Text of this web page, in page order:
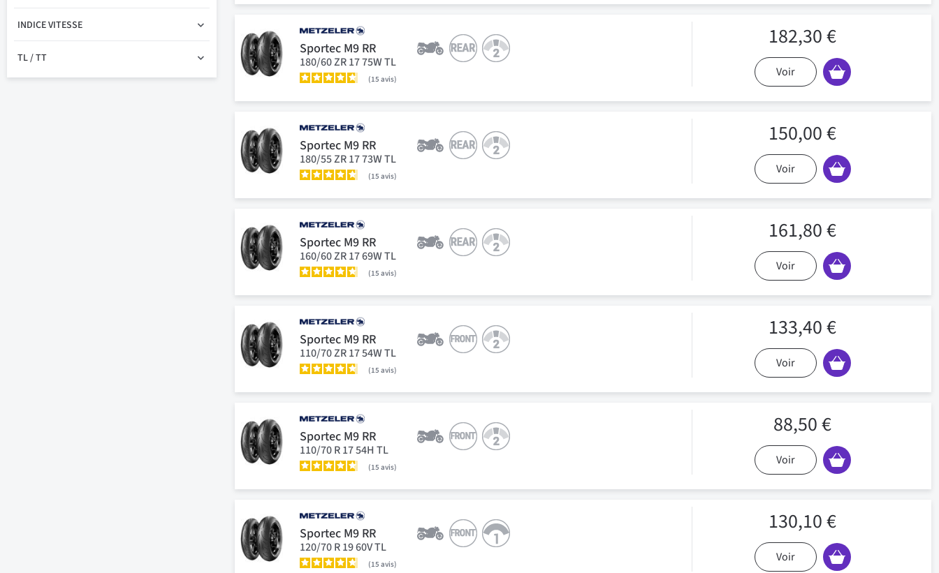
Sportec M9 RR
180/60 ZR 17 75W TL
15avis
182,30 €
Voir
Sportec M9 RR
180/55 ZR 17 73W TL
15avis
150,00 €
Voir
Sportec M9 RR
160/60 ZR 17 69W TL
15avis
161,80 €
Voir
Sportec M9 RR
110/70 ZR 17 54W TL
15avis
133,40 €
Voir
Sportec M9 RR
110/70 R 17 54H TL
15avis
88,50 €
Voir
Sportec M9 RR
120/70 R 19 60V TL
15avis
130,10 €
Voir
INDICE VITESSE
TL / TT